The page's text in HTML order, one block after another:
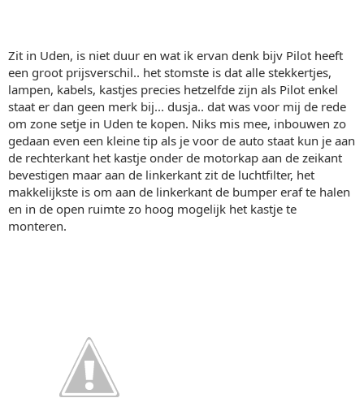
Zit in Uden, is niet duur en wat ik ervan denk bijv Pilot heeft
een groot prijsverschil.. het stomste is dat alle stekkertjes,
lampen, kabels, kastjes precies hetzelfde zijn als Pilot enkel
staat er dan geen merk bij... dusja.. dat was voor mij de rede
om zone setje in Uden te kopen. Niks mis mee, inbouwen zo
gedaan even een kleine tip als je voor de auto staat kun je aan
de rechterkant het kastje onder de motorkap aan de zeikant
bevestigen maar aan de linkerkant zit de luchtfilter, het
makkelijkste is om aan de linkerkant de bumper eraf te halen
en in de open ruimte zo hoog mogelijk het kastje te
monteren.